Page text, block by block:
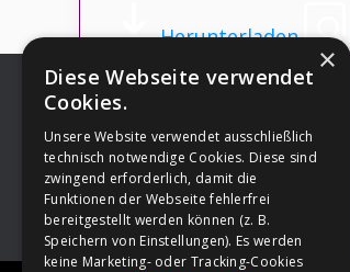
Herunterladen
Footer →Deine Spende
×
Diese Webseite verwendet
Cookies.
Unsere Website verwendet ausschließlich
technisch notwendige Cookies. Diese sind
zwingend erforderlich, damit die
Funktionen der Webseite fehlerfrei
bereitgestellt werden können (z. B.
Speichern von Einstellungen). Es werden
keine Marketing- oder Tracking-Cookies